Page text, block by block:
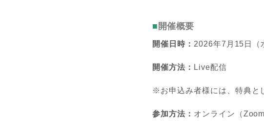
開催概要
開催日時： 2026年7月15日（
開催方法： Live配信
※お申込み者様には、特典と
参加方法： オンライン（Zoom